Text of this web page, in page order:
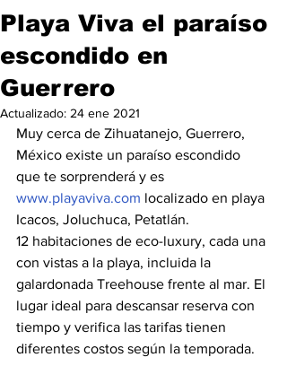
Playa Viva el paraíso
escondido en
Guerrero
Actualizado: 24 ene 2021
Muy cerca de Zihuatanejo, Guerrero,
México existe un paraíso escondido
que te sorprenderá y es
www.playaviva.com localizado en playa
Icacos, Joluchuca, Petatlán.
12 habitaciones de eco-luxury, cada una
con vistas a la playa, incluida la
galardonada Treehouse frente al mar. El
lugar ideal para descansar reserva con
tiempo y verifica las tarifas tienen
diferentes costos según la temporada.